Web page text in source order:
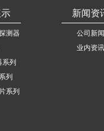
测器
列
列
系列
新闻资
公司新闻
业内资讯